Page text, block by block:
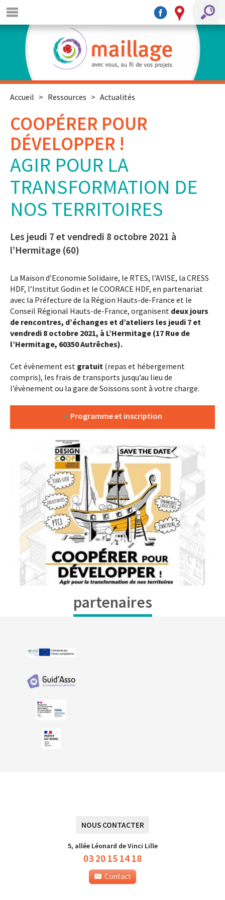
Accueil > Ressources > Actualités
COOPÉRER POUR
DÉVELOPPER !
AGIR POUR LA
TRANSFORMATION DE
NOS TERRITOIRES
Les jeudi 7 et vendredi 8 octobre 2021 à
l’Hermitage (60)
La Maison d’Economie Solidaire, le RTES, l’AVISE, la CRESS
HDF, l’Institut Godin et le COORACE HDF, en partenariat
avec la Préfecture de la Région Hauts-de-France et le
Conseil Régional Hauts-de-France, organisent deux jours
de rencontres, d’échanges et d’ateliers les jeudi 7 et
vendredi 8 octobre 2021, à L’Hermitage (17 Rue de
l’Hermitage, 60350 Autrêches).
Cet évènement est gratuit (repas et hébergement
compris), les frais de transports jusqu’au lieu de
l’évènement ou la gare de Soissons sont à votre charge.
Programme et inscription
partenaires
NOUS CONTACTER
5, allée Léonard de Vinci Lille
03 20 15 14 18
Contact